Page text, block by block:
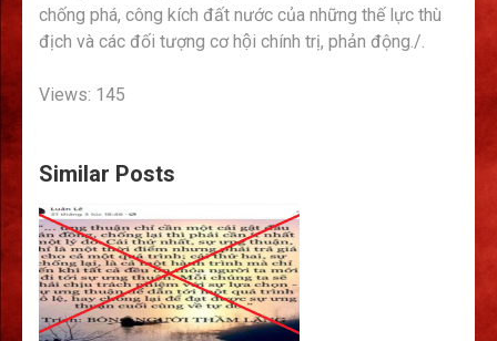
chống phá, công kích đất nước của những thế lực thù
địch và các đối tượng cơ hội chính trị, phản động./.
Views: 145
Similar Posts